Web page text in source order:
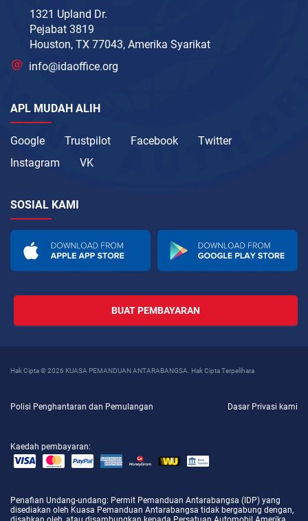
1321 Upland Dr.
Pejabat 3819
Houston, TX 77043, Amerika Syarikat
info@idaoffice.org
APL MUDAH ALIH
Google Trustpilot Facebook
Twitter
Instagram
VK
SOSIAL KAMI
BUAT PEMBAYARAN
Hak Cipta © 2026 KUASA PEMANDUAN ANTARABANGSA. Hak Cipta Terpelihara
Polisi Penghantaran dan Pemulangan Dasar Privasi kami
Kaedah pembayaran:
Penafian Undang-undang: Permit Pemanduan Antarabangsa (IDP) yang
disediakan oleh Kuasa Pemanduan Antarabangsa tidak bergabung dengan,